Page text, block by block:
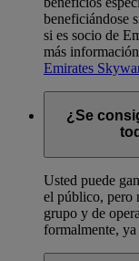
beneficiándose
si es socio de
más
Emirates
¿Se
Usted puede
el público, pero
grupo y de
formalmente, ya